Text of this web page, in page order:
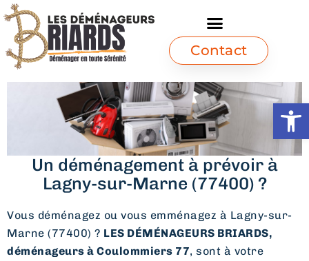
Ouvrir
Contact
Un déménagement à prévoir à
Lagny-sur-Marne (77400) ?
Vous déménagez ou vous emménagez à Lagny-sur-
Marne (77400) ? LES DÉMÉNAGEURS BRIARDS,
déménageurs à Coulommiers 77, sont à votre